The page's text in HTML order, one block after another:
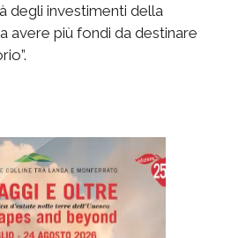
degli investimenti della
avere più fondi da destinare